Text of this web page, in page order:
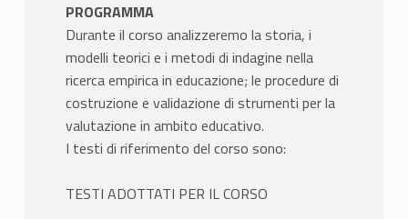
PROGRAMMA
Durante il corso analizzeremo la storia, i
modelli teorici e i metodi di indagine nella
ricerca empirica in educazione; le procedure di
costruzione e validazione di strumenti per la
valutazione in ambito educativo.
I testi di riferimento del corso sono:
TESTI ADOTTATI PER IL CORSO